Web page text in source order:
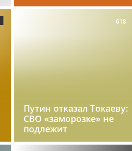
Путин отказал Токаеву:
СВО «заморозке» не
подлежит
618